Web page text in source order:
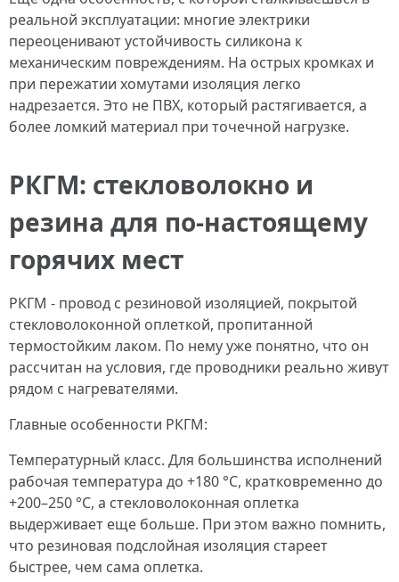
реальной эксплуатации: многие электрики
переоценивают устойчивость силикона к
механическим повреждениям. На острых кромках и
при пережатии хомутами изоляция легко
надрезается. Это не ПВХ, который растягивается, а
более ломкий материал при точечной нагрузке.
РКГМ: стекловолокно и
резина для по-настоящему
горячих мест
РКГМ - провод с резиновой изоляцией, покрытой
стекловолоконной оплеткой, пропитанной
термостойким лаком. По нему уже понятно, что он
рассчитан на условия, где проводники реально живут
рядом с нагревателями.
Главные особенности РКГМ:
Температурный класс. Для большинства исполнений
рабочая температура до +180 °C, кратковременно до
+200–250 °C, а стекловолоконная оплетка
выдерживает еще больше. При этом важно помнить,
что резиновая подслойная изоляция стареет
быстрее, чем сама оплетка.